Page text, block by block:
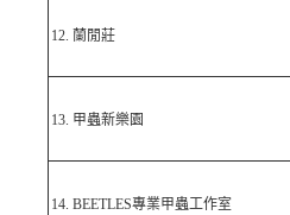
12. 蘭閒莊
13. 甲蟲新樂園
14. BEETLES專業甲蟲工作室